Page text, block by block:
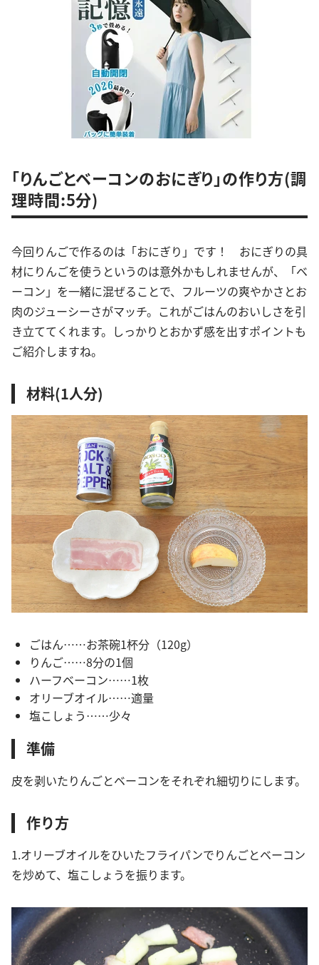
「りんごとベーコンのおにぎり」の作り方(調
理時間:5分)
今回りんごで作るのは「おにぎり」です！ おにぎりの具
材にりんごを使うというのは意外かもしれませんが、「ベ
ーコン」を一緒に混ぜることで、フルーツの爽やかさとお
肉のジューシーさがマッチ。これがごはんのおいしさを引
き立ててくれます。しっかりとおかず感を出すポイントも
ご紹介しますね。
材料(1人分)
ごはん……お茶碗1杯分（120g）
りんご……8分の1個
ハーフベーコン……1枚
オリーブオイル……適量
塩こしょう……少々
準備
皮を剥いたりんごとベーコンをそれぞれ細切りにします。
作り方
1.オリーブオイルをひいたフライパンでりんごとベーコン
を炒めて、塩こしょうを振ります。